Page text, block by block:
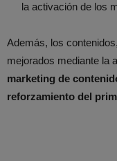
la activación de los
Además, los
mejorados mediante la
marketing de
reforzamiento del